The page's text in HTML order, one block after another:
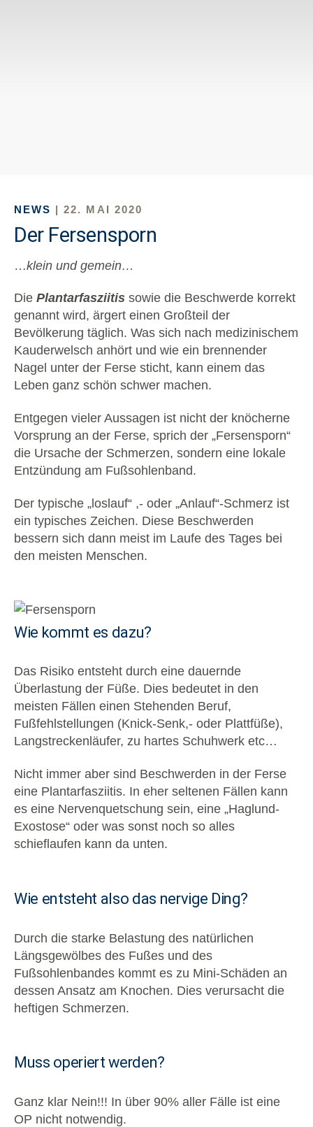
NEWS | 22. MAI 2020
Der Fersensporn
…klein und gemein…
Die Plantarfasziitis sowie die Beschwerde korrekt
genannt wird, ärgert einen Großteil der
Bevölkerung täglich. Was sich nach medizinischem
Kauderwelsch anhört und wie ein brennender
Nagel unter der Ferse sticht, kann einem das
Leben ganz schön schwer machen.
Entgegen vieler Aussagen ist nicht der knöcherne
Vorsprung an der Ferse, sprich der „Fersensporn“
die Ursache der Schmerzen, sondern eine lokale
Entzündung am Fußsohlenband.
Der typische „loslauf“ ,- oder „Anlauf“-Schmerz ist
ein typisches Zeichen. Diese Beschwerden
bessern sich dann meist im Laufe des Tages bei
den meisten Menschen.
Wie kommt es dazu?
Das Risiko entsteht durch eine dauernde
Überlastung der Füße. Dies bedeutet in den
meisten Fällen einen Stehenden Beruf,
Fußfehlstellungen (Knick-Senk,- oder Plattfüße),
Langstreckenläufer, zu hartes Schuhwerk etc…
Nicht immer aber sind Beschwerden in der Ferse
eine Plantarfasziitis. In eher seltenen Fällen kann
es eine Nervenquetschung sein, eine „Haglund-
Exostose“ oder was sonst noch so alles
schieflaufen kann da unten.
Wie entsteht also das nervige Ding?
Durch die starke Belastung des natürlichen
Längsgewölbes des Fußes und des
Fußsohlenbandes kommt es zu Mini-Schäden an
dessen Ansatz am Knochen. Dies verursacht die
heftigen Schmerzen.
Muss operiert werden?
Ganz klar Nein!!! In über 90% aller Fälle ist eine
OP nicht notwendig.